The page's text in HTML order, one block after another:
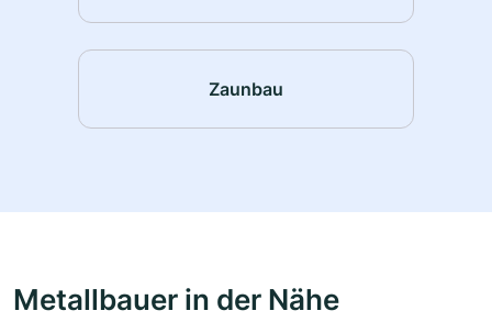
Zaunbau
Metallbauer in der Nähe